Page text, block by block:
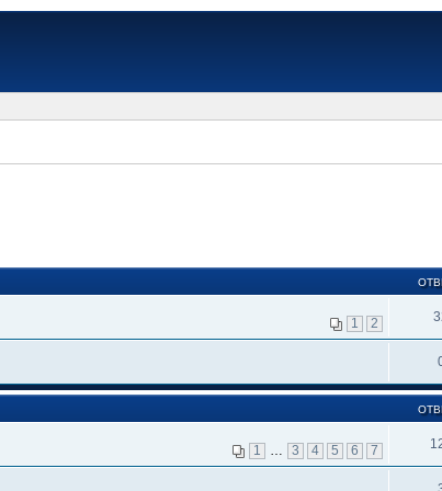
1 2
1 3 4 5 6 7